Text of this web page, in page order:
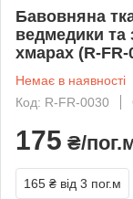
Бавовняна
ведмедики та
хмарах (R-FR-
Немає в наявності
Код: R-FR-0030
175 ₴/
165 ₴ від 3 пог.м